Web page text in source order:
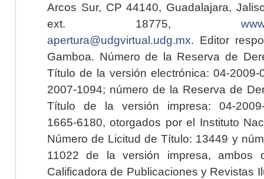
Arcos Sur, CP 44140, Guadalajara,
ext. 18775,
apertura@udgvirtual.udg.mx. Editor
Gamboa. Número de la Reserva de
Título de la versión electrónica: 04-2009-
2007-1094; número de la Reserva de
Título de la versión impresa: 04-2009-
1665-6180, otorgados por el Instituto
Número de Licitud de Título: 13449 y
11022 de la versión impresa, ambos
Calificadora de Publicaciones y Revistas